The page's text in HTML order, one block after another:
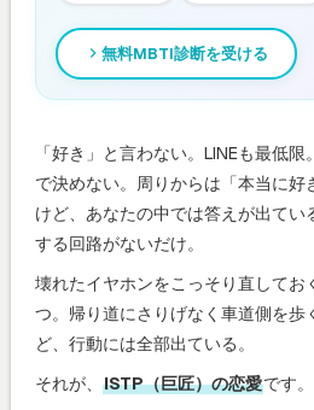
無料MBTI診断を受ける
「好き」と言わない。LINEも最低
で決めない。周りからは「本当に好
けど、あなたの中では答えが出てい
する回路がないだけ。
壊れたイヤホンをこっそり直してお
つ。帰り道にさりげなく車道側を歩
ど、行動には全部出ている。
それが、 ISTP（巨匠）の恋愛です。